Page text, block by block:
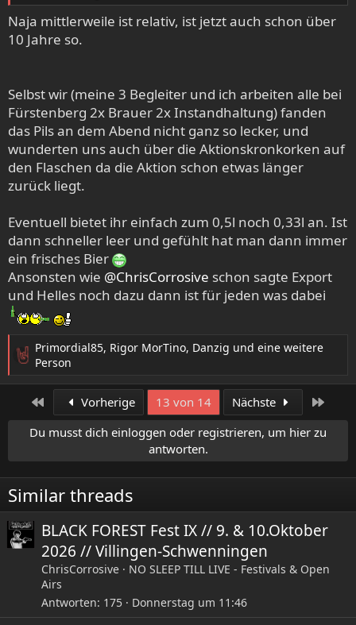
Naja mittlerweile ist relativ, ist jetzt auch schon über
10 Jahre so.
Selbst wir (meine 3 Begleiter und ich arbeiten alle bei
Fürstenberg 2x Brauer 2x Instandhaltung) fanden
das Pils an dem Abend nicht ganz so lecker, und
wunderten uns auch über die Aktionskronkorken auf
den Flaschen da die Aktion schon etwas länger
zurück liegt.
Eventuell bietet ihr einfach zum 0,5l noch 0,33l an. Ist
dann schneller leer und gefühlt hat man dann immer
ein frisches Bier
Ansonsten wie @ChrisCorrosive schon sagte Export
und Helles noch dazu dann ist für jeden was dabei
R
t
e
n
:
Primordial85, Rigor MorTino, Danzig und eine weitere
Person
Erste Vorherige 13 von 14 Nächste
Du musst dich einloggen oder registrieren, um hier zu
antworten.
Similar threads
BLACK FOREST Fest IX // 9. & 10.Oktober
2026 // Villingen-Schwenningen
ChrisCorrosive
NO SLEEP TILL LIVE - Festivals & Open
Airs
Antworten 175 Donnerstag um 11:46